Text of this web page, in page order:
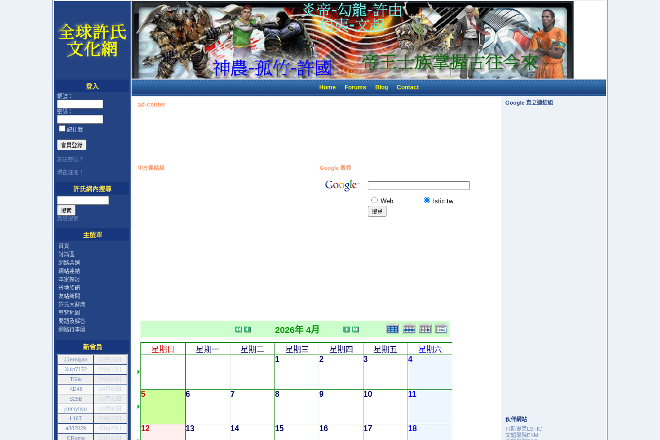
登入
帳號：
密碼：
記住我
忘記密碼？
現在註冊！
許氏網內搜尋
高級搜索
主選單
首頁
討論區
網路票選
網站連結
本家探討
省地族譜
友站新聞
許氏大辭典
導覽地圖
問題及解答
網路行事曆
新會員
JJernigan
04月10日
Xulp7172
04月10日
TGiu
04月04日
KD48
04月03日
S25B
03月31日
jimmyhsu
03月30日
L16T
03月27日
a882029
03月23日
CRome
03月21日
Home Forums Blog Contact
ad-center
中左連結組 Google 搜尋
Web lstic.tw
2026年 4月
星期日 星期一 星期二 星期三 星期四 星期五
星期六
1
2 3 4
5 6 7 8 9 10 11
12 13 14 15 16 17 18
Google 直立連結組
伙伴網站
雷斯提克LSTIC
文韜學院EKM